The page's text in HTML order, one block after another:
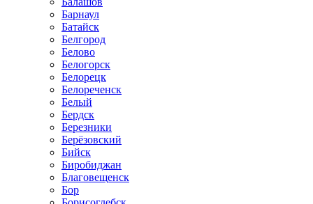
Барнаул
Батайск
Белгород
Белово
Белогорск
Белорецк
Белореченск
Белый
Бердск
Березники
Берёзовский
Бийск
Биробиджан
Благовещенск
Бор